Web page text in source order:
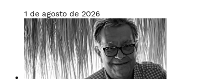
1 de agosto de 2026